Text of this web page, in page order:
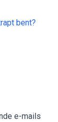
bent?
e-mails